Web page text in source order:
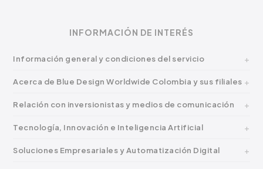
INFORMACIÓN DE INTERÉS
Información general y condiciones del servicio
Acerca de Blue Design Worldwide Colombia y sus filiales
Relación con inversionistas y medios de comunicación
Tecnología, Innovación e Inteligencia Artificial
Soluciones Empresariales y Automatización Digital